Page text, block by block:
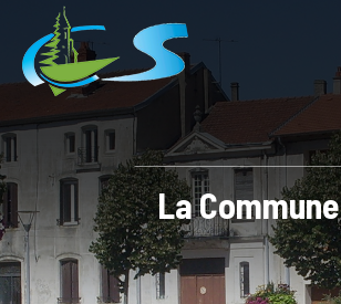
La Commune